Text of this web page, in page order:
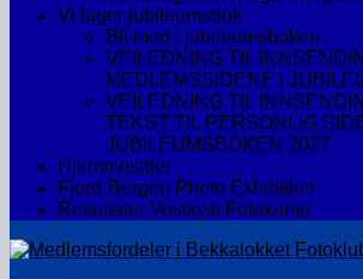
Vi lager jubileumsbok
Bli med i jubileumsboken
VEILEDNING TIL
MEDLEMSSIDENE I
VEILEDNING TIL
TEKST TIL PERSONLIG SIDE
JUBILEUMSBOKEN 2027
Hjemmesider
Fjord-Bergen Photo Exhibition
Resultater Vestkyst Fotokamp